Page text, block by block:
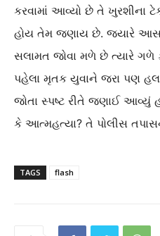
કરવામાં આવ્યો છે તે ખુરશીના
હોય તેમ જણાય છે. જ્યારે
સલામત જોવા મળે છે ત્યારે ગળે
પહેલા મૃતક યુવાને જરા પણ
જોતા સ્પષ્ટ રીતે જણાઈ આવ્યું
કે આત્મહત્યા? તે પોલીસ
TAGS flash